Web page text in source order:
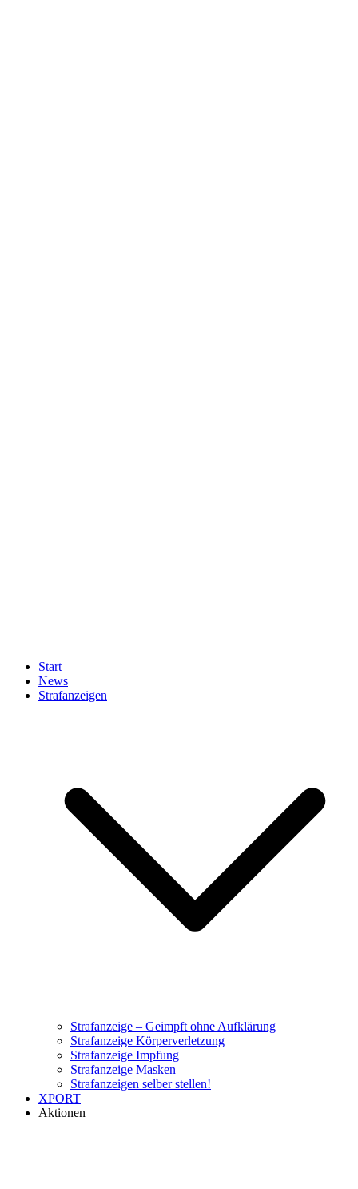
Start
News
Strafanzeigen
Strafanzeige – Geimpft ohne Aufklärung
Strafanzeige Körperverletzung
Strafanzeige Impfung
Strafanzeige Masken
Strafanzeigen selber stellen!
XPORT
Aktionen